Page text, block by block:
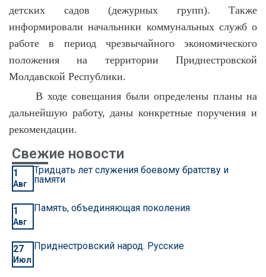
детских садов (дежурных групп). Также
информировали начальники коммунальных служб о
работе в период чрезвычайного экономического
положения на территории Приднестровской
Молдавской Республики.
В ходе совещания были определены планы на
дальнейшую работу, даны конкретные поручения и
рекомендации.
Свежие новости
1
Авг
Тридцать лет служения боевому братству и
памяти
1
Авг
Память, объединяющая поколения
27
Июл
Приднестровский народ. Русские